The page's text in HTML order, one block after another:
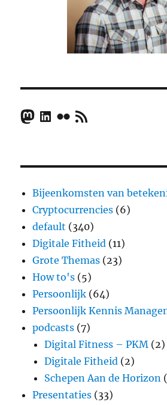
Mastodon
LinkedIn
FlickrRSS Feed
Bijeenkomsten van
Cryptocurrencies (6)
default (340)
Digitale Fitheid (11)
Grote Themas (23)
How to's (5)
Persoonlijk (64)
Persoonlijk Kennis
podcasts (7)
Digital Fitness – PKM (2)
Digitale Fitheid (2)
Schepen Aan de Horizon
Presentaties (33)